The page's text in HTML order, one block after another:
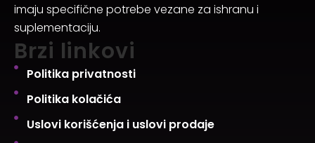
imaju specifične potrebe vezane za ishranu i
suplementaciju.
Brzi linkovi
Politika privatnosti
Politika kolačića
Uslovi korišćenja i uslovi prodaje